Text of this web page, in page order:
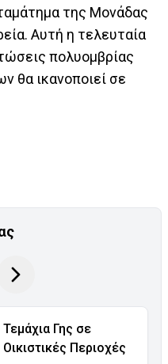
της Μονάδας
Αυτή η τελευταία
πολυομβρίας
θα ικανοποιεί σε
Τεμάχια Γης σε
Οικιστικές Περιοχές